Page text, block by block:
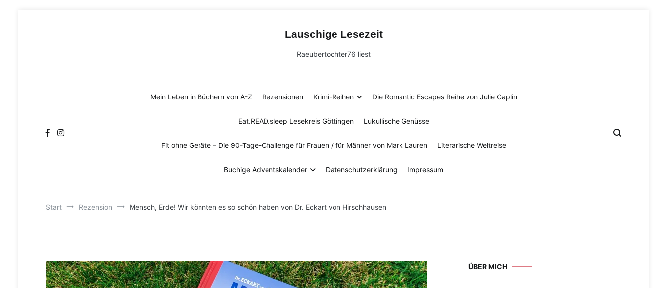
Lauschige Lesezeit
Raeubertochter76 liest
Mein Leben in Büchern von A-Z Rezensionen Krimi-Reihen Die Romantic Escapes Reihe von Julie Caplin
Eat.READ.sleep Lesekreis Göttingen Lukullische Genüsse
Fit ohne Geräte – Die 90-Tage-Challenge für Frauen / für Männer von Mark Lauren Literarische Weltreise
Buchige Adventskalender Datenschutzerklärung Impressum
Start Rezension Mensch, Erde! Wir könnten es so schön haben von Dr. Eckart von Hirschhausen
ÜBER MICH